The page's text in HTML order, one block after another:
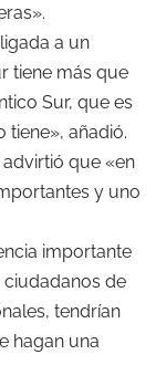
a un
tiene más que
Sur, que es
tiene», añadió.
que «en
y uno
importante
de
tendrían
hagan una